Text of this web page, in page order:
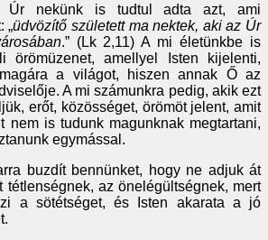
Úr nekünk is tudtul adta azt, ami
„üdvözítő született ma nektek, aki az Úr
.” (Lk 2,11) A mi életünkbe is
örömüzenet, amellyel Isten kijelenti,
a világot, hiszen annak Ő az
A mi számunkra pedig, akik ezt
erőt, közösséget, örömöt jelent, amit
nem is tudunk magunknak megtartani,
egymással.
buzdít bennünket, hogy ne adjuk át
tétlenségnek, az önelégültségnek, mert
a sötétséget, és Isten akarata a jó